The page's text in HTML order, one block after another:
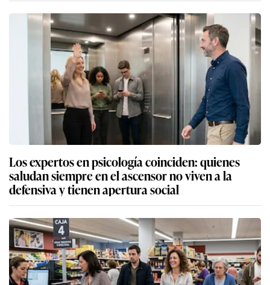
Los expertos en psicología coinciden: quienes
saludan siempre en el ascensor no viven a la
defensiva y tienen apertura social